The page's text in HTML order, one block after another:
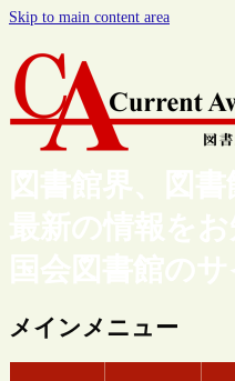
Skip to main content area
図書館界、図
最新の情報を
国会図書館のサ
メインメニュー